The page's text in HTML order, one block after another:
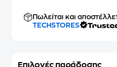
Πωλείται και
TECHSTORES
Επιλογές παράδοσης